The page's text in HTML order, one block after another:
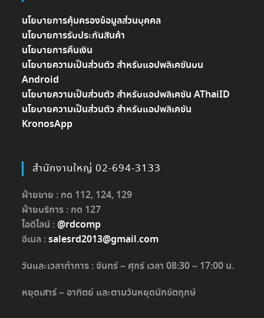
นโยบายการคุ้มครองข้อมูลส่วนบุคคล
นโยบายการรับประกันสินค้า
นโยบายการคืนเงิน
นโยบายความเป็นส่วนตัว สำหรับแอปพลิเคชันบน
Android
นโยบายความเป็นส่วนตัว สำหรับแอปพลิเคชัน AThaiID
นโยบายความเป็นส่วนตัว สำหรับแอปพลิเคชัน
KronosApp
สำนักงานใหญ่ 02-694-3133
ฝ่ายขาย : กด 112, 124, 129
ฝ่ายบริการ : กด 127
ไอดีไลน์ :@rdcomp
อีเมล :salesrd2013@gmail.com
วันและเวลาทำการ : จันทร์ – ศุกร์ เวลา 08:30 – 17:00 น.
หยุดเสาร์ – อาทิตย์ และตามวันหยุดนักขัตฤกษ์